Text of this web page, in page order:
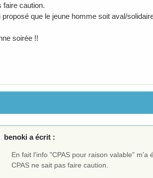
faire caution.
proposé que le jeune homme soit aval/
soirée !!
benoki a écrit :
En fait l'info "CPAS pour raison valable"
CPAS ne sait pas faire caution.